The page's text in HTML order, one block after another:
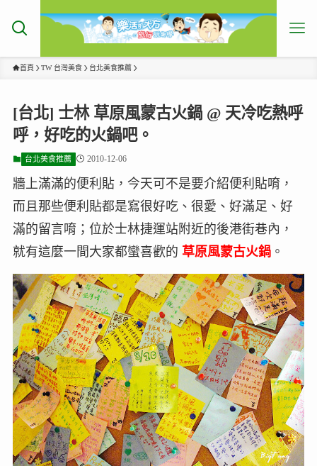
首頁 TW 台灣美食 台北美食推薦
[台北] 士林 草原風蒙古火鍋 @ 天冷吃熱呼
呼，好吃的火鍋吧。
台北美食推薦 2010-12-06
牆上滿滿的便利貼，今天可不是要介紹便利貼唷，
而且那些便利貼都是寫很好吃、很愛、好滿足、好
滿的留言唷；位於士林捷運站附近的後港街巷內，
就有這麼一間大家都蠻喜歡的 草原風蒙古火鍋。